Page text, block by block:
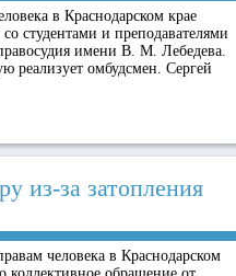
в Краснодарском крае
студентами и преподавателями
имени В. М. Лебедева.
реализует омбудсмен. Сергей
из‑за затопления
человека в Краснодарском